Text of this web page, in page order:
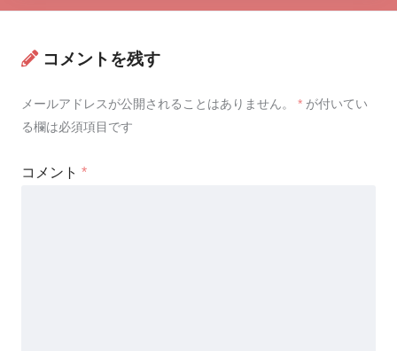
コメントを残す
メールアドレスが公開されることはありません。 * が付いてい
る欄は必須項目です
コメント *